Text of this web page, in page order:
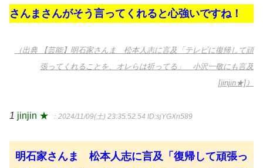
さんまさんがそう言ってくれると心強いですね！
（出典 【芸能】明石家さんま 松本人志に言及「テレビに復帰して頑
張ってくれることを、オレらは祈ってる」 小沢一敬にも言及
[jinjin★]）
1 jinjin ★ ：2024/11/09(土) 23:35:52.54 ID:sjYGXn589
明石家さんま 松本人志に言及「復帰して頑張っ